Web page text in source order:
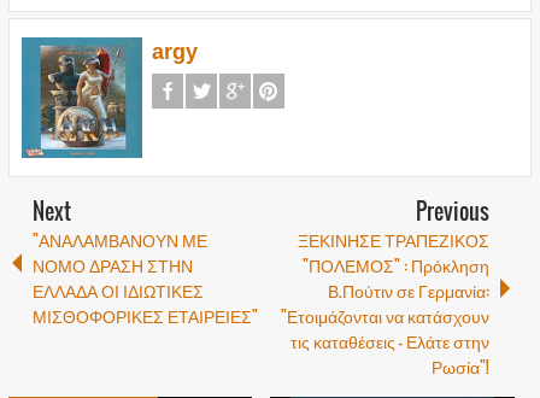
argy
Next
"ΑΝΑΛΑΜΒΑΝΟΥΝ ΜΕ
ΝΟΜΟ ΔΡΑΣΗ ΣΤΗΝ
ΕΛΛΑΔΑ ΟΙ ΙΔΙΩΤΙΚΕΣ
ΜΙΣΘΟΦΟΡΙΚΕΣ ΕΤΑΙΡΕΙΕΣ"
Previous
ΞΕΚΙΝΗΣΕ ΤΡΑΠΕΖΙΚΟΣ
"ΠΟΛΕΜΟΣ" : Πρόκληση
Β.Πούτιν σε Γερμανία:
"Ετοιμάζονται να κατάσχουν
τις καταθέσεις - Ελάτε στην
Ρωσία"!